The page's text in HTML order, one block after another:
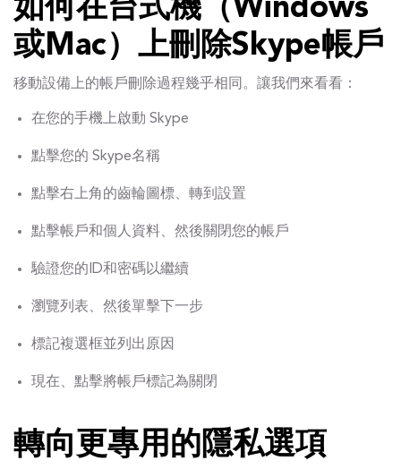
如何在台式機（Windows
或Mac）上刪除Skype帳戶
移動設備上的帳戶刪除過程幾乎相同。讓我們來看看：
在您的手機上啟動 Skype
點擊您的 Skype名稱
點擊右上角的齒輪圖標、轉到設置
點擊帳戶和個人資料、然後關閉您的帳戶
驗證您的ID和密碼以繼續
瀏覽列表、然後單擊下一步
標記複選框並列出原因
現在、點擊將帳戶標記為關閉
轉向更專用的隱私選項